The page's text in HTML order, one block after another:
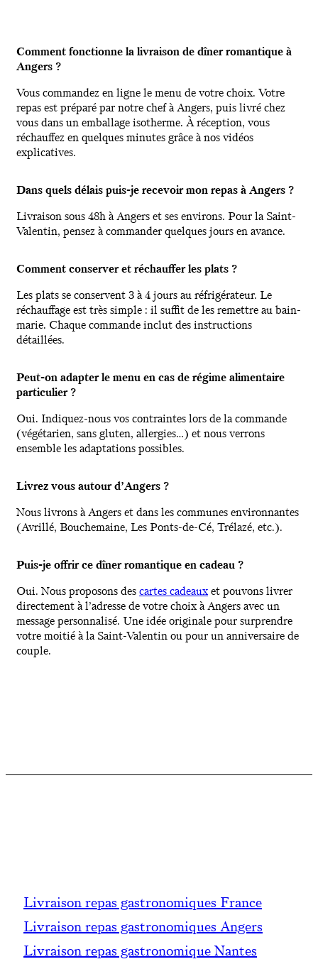
Comment fonctionne la livraison de dîner romantique à
Angers ?
Vous commandez en ligne le menu de votre choix. Votre
repas est préparé par notre chef à Angers, puis livré chez
vous dans un emballage isotherme. À réception, vous
réchauffez en quelques minutes grâce à nos vidéos
explicatives.
Dans quels délais puis-je recevoir mon repas à Angers ?
Livraison sous 48h à Angers et ses environs. Pour la Saint-
Valentin, pensez à commander quelques jours en avance.
Comment conserver et réchauffer les plats ?
Les plats se conservent 3 à 4 jours au réfrigérateur. Le
réchauffage est très simple : il suffit de les remettre au bain-
marie. Chaque commande inclut des instructions
détaillées.
Peut-on adapter le menu en cas de régime alimentaire
particulier ?
Oui. Indiquez-nous vos contraintes lors de la commande
(végétarien, sans gluten, allergies…) et nous verrons
ensemble les adaptations possibles.
Livrez vous autour d’Angers ?
Nous livrons à Angers et dans les communes environnantes
(Avrillé, Bouchemaine, Les Ponts-de-Cé, Trélazé, etc.).
Puis-je offrir ce dîner romantique en cadeau ?
Oui. Nous proposons descartes cadeauxet pouvons livrer
directement à l’adresse de votre choix à Angers avec un
message personnalisé. Une idée originale pour surprendre
votre moitié à la Saint-Valentin ou pour un anniversaire de
couple.
Livraison repas gastronomiques France
Livraison repas gastronomiques Angers
Livraison repas gastronomique Nantes